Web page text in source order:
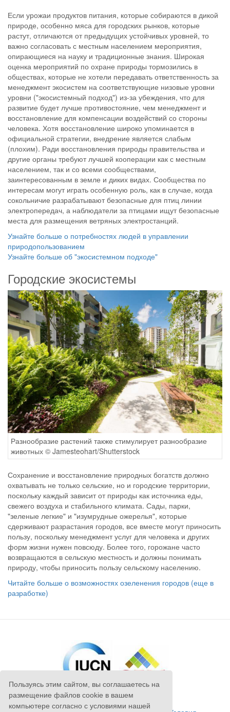
Пользуясь этим сайтом, вы соглашаетесь на
размещение файлов cookie в вашем
компьютере согласно с условиями нашей
Если урожаи продуктов питания, которые собираются в дикой
природе, особенно мяса для городских рынков, которые
растут, отличаются от предыдущих устойчивых уровней, то
важно согласовать с местным населением мероприятия,
опирающиеся на науку и традиционные знания. Широкая
оценка мероприятий по охране природы тормозились в
обществах, которые не хотели передавать ответственность за
менеджмент экосистем на соответствующие низовые уровни
уровни ("экосистемный подход") из-за убеждения, что для
развитие будет лучше противостояние, чем менеджмент и
восстановление для компенсации воздействий со стороны
человека. Хотя восстановление широко упоминается в
официальной стратегии, внедрение является слабым
(плохим). Ради восстановления природы правительства и
другие органы требуют лучшей кооперации как с местным
населением, так и со всеми сообществами,
заинтересованным в земле и диких видах. Сообщества по
интересам могут играть особенную роль, как в случае, когда
сокольничие разрабатывают безопасные для птиц линии
электропередач, а наблюдатели за птицами ищут безопасные
места для размещения ветряных электростанций.
Узнайте больше о потребностях людей в управлении
природопользованием
Узнайте больше об "экосистемном подходе"
Городские экосистемы
Разнообразие растений также стимулирует разнообразие
животных © Jamesteohart/Shutterstock
Сохранение и восстановление природных богатств должно
охватывать не только сельские, но и городские территории,
поскольку каждый зависит от природы как источника еды,
свежего воздуха и стабильного климата. Сады, парки,
"зеленые легкие" и "изумрудные ожерелья", которые
сдерживают разрастания городов, все вместе могут приносить
пользу, поскольку менеджмент услуг для человека и других
форм жизни нужен повсюду. Более того, горожане часто
возвращаются в сельскую местность и должны понимать
природу, чтобы приносить пользу сельскому населению.
Читайте больше о возможностях озеленения городов (еще в
разработке)